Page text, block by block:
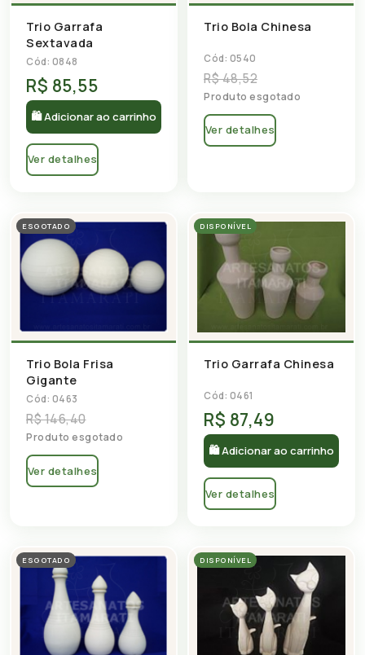
Trio Garrafa
Sextavada
Cód: 0848
R$ 85,55
🛍 Adicionar ao carrinho
Ver detalhes
Trio Bola Chinesa
Cód: 0540
R$ 48,52
Produto esgotado
Ver detalhes
ESGOTADO
Trio Bola Frisa
Gigante
Cód: 0463
R$ 146,40
Produto esgotado
Ver detalhes
DISPONÍVEL
Trio Garrafa Chinesa
Cód: 0461
R$ 87,49
🛍 Adicionar ao carrinho
Ver detalhes
ESGOTADO DISPONÍVEL